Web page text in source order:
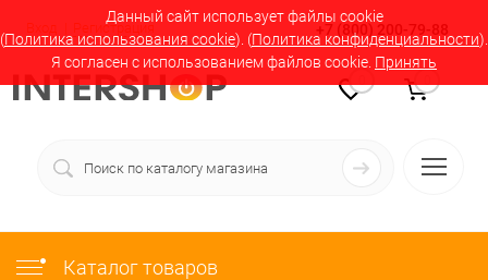
Данный сайт использует файлы cookie
(Политика использования cookie). (Политика конфиденциальности).
Я согласен с использованием файлов cookie. Принять
Вход Регистрация +7 (800) 200-79-88
Каталог товаров